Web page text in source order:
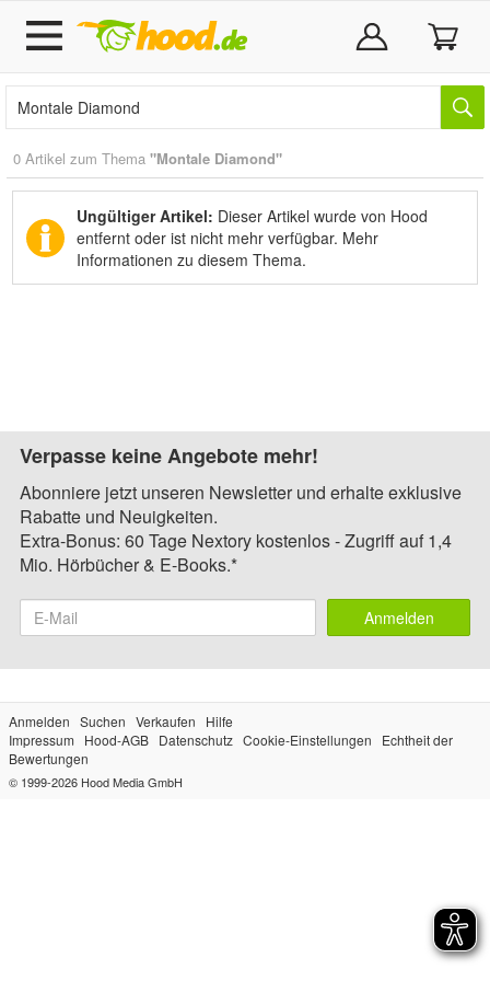
0 Artikel zum Thema "Montale Diamond"
Ungültiger Artikel: Dieser Artikel wurde von Hood
entfernt oder ist nicht mehr verfügbar. Mehr
Informationen zu diesem Thema.
Verpasse keine Angebote mehr!
Abonniere jetzt unseren Newsletter und erhalte exklusive
Rabatte und Neuigkeiten.
Extra-Bonus: 60 Tage Nextory kostenlos - Zugriff auf 1,4
Mio. Hörbücher & E-Books.*
Anmelden
Anmelden Suchen Verkaufen
Hilfe
Impressum
Hood-AGB Datenschutz Cookie-Einstellungen
Echtheit der
Bewertungen
© 1999-2026 Hood Media GmbH